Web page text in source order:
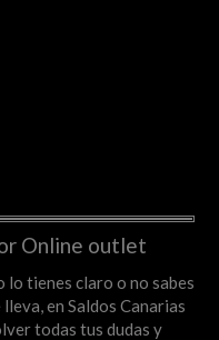
Online outlet
lo tienes claro o no sabes
en Saldos Canarias
todas tus dudas y